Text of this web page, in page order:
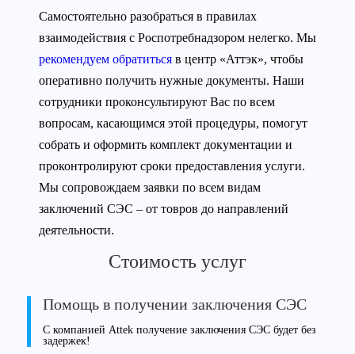
Самостоятельно разобраться в правилах
взаимодействия с Роспотребнадзором нелегко. Мы
рекомендуем обратиться в центр «Аттэк», чтобы
оперативно получить нужные документы. Наши
сотрудники проконсультируют Вас по всем
вопросам, касающимся этой процедуры, помогут
собрать и оформить комплект документации и
проконтролируют сроки предоставления услуги.
Мы сопровождаем заявки по всем видам
заключений СЭС – от товров до направлений
деятельности.
Стоимость услуг
Помощь в получении заключения СЭС
С компанией Attek получение заключения СЭС будет без
задержек!